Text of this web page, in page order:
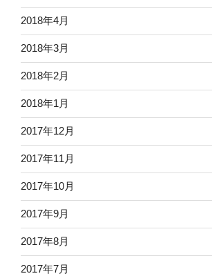
2018年4月
2018年3月
2018年2月
2018年1月
2017年12月
2017年11月
2017年10月
2017年9月
2017年8月
2017年7月